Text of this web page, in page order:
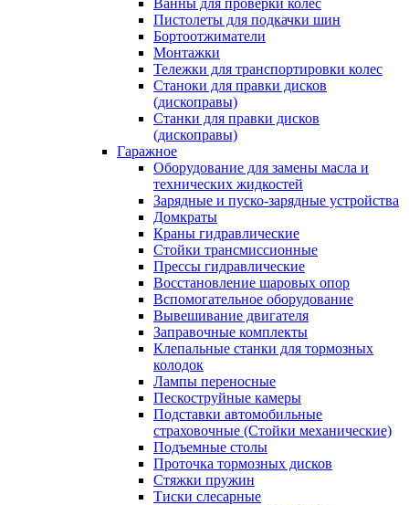
Ванны для проверки колес
Пистолеты для подкачки шин
Бортоотжиматели
Монтажки
Тележки для транспортировки колес
Станоки для правки дисков
(дископравы)
Станки для правки дисков
(дископравы)
Гаражное
Оборудование для замены масла и
технических жидкостей
Зарядные и пуско-зарядные устройства
Домкраты
Краны гидравлические
Стойки трансмиссионные
Прессы гидравлические
Восстановление шаровых опор
Вспомогательное оборудование
Вывешивание двигателя
Заправочные комплекты
Клепальные станки для тормозных
колодок
Лампы переносные
Пескоструйные камеры
Подставки автомобильные
страховочные (Стойки механические)
Подъемные столы
Проточка тормозных дисков
Стяжки пружин
Тиски слесарные